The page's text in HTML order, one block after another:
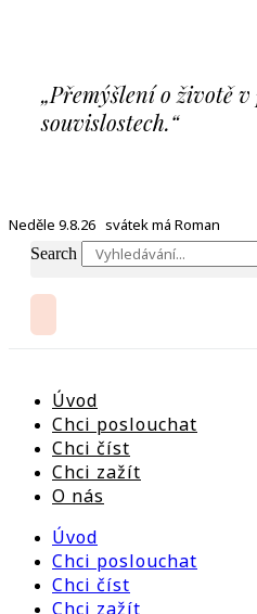
„Přemýšlení o životě
souvislostech.“
Neděle 9.8.26 svátek má Roman
Search
Úvod
Chci poslouchat
Chci číst
Chci zažít
O nás
Úvod
Chci poslouchat
Chci číst
Chci zažít